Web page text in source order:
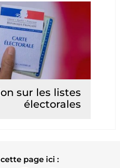
sur les listes
électorales
page ici :